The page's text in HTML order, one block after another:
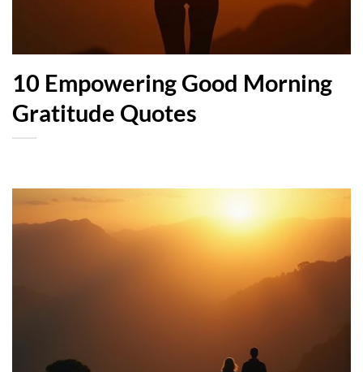
10 Empowering Good Morning
Gratitude Quotes